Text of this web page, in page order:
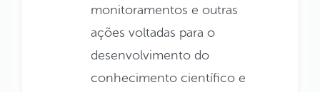
monitoramentos e outras
ações voltadas para o
desenvolvimento do
conhecimento científico e